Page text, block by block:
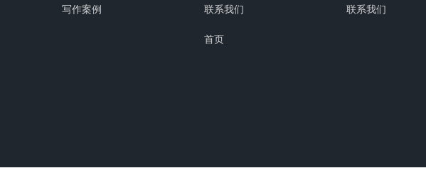
写作案例 联系我们
首页
联系我们